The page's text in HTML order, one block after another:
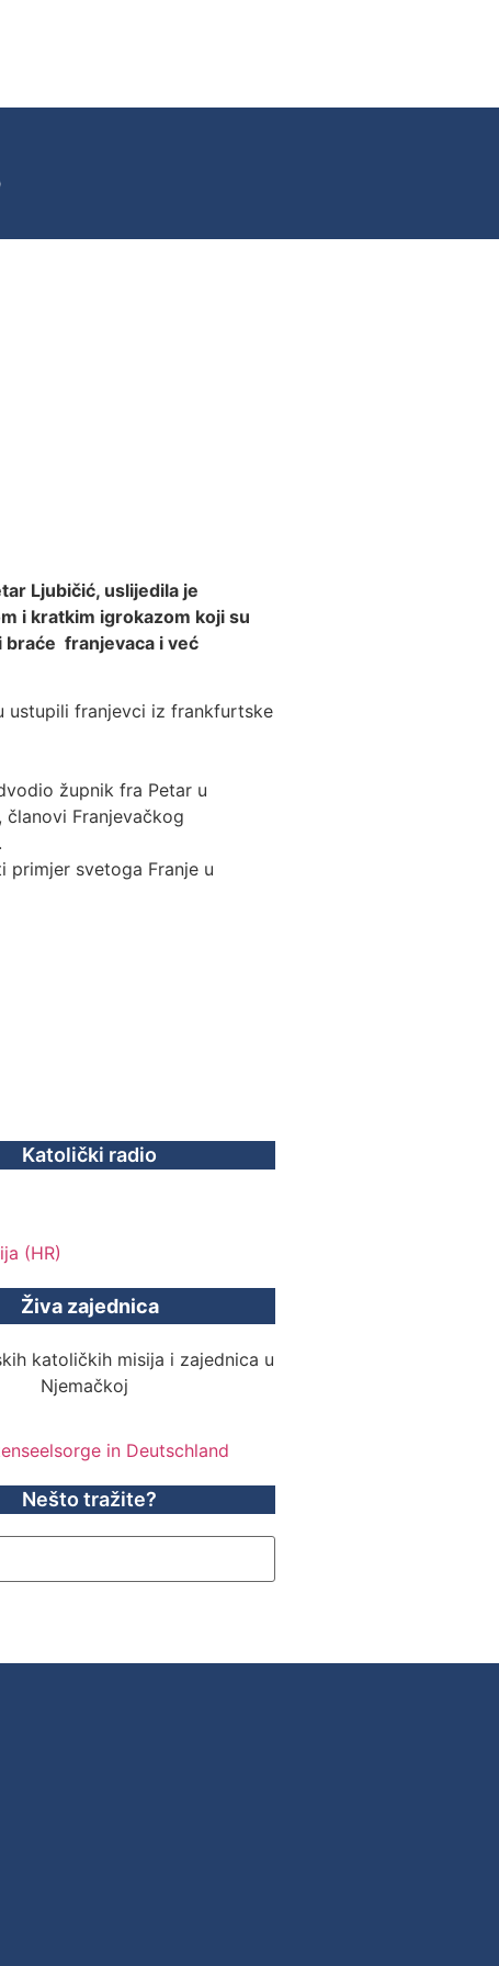
Ljubičić, uslijedila je
i kratkim igrokazom koji su
braće franjevaca i već
ustupili franjevci iz frankfurtske
župnik fra Petar u
Franjevačkog
primjer svetoga Franje u
Katolički radio
Živa zajednica
katoličkih misija i zajednica u
Njemačkoj
Nešto tražite?